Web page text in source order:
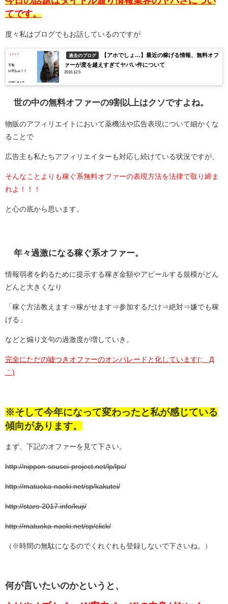
てです。
度々私はブログでもお話しているのですが
過去のブログ
【アホでしょ…】最近の稼げる情報、無料オフ
ァーが度を越えすぎてヤバい件について
2016.12.5
世の中の無料オファーの9割以上はクソですよね。
物販のアフィリエイトにおいて薬機法や広告表現について細かくな
ることで
広告主も私たちアフィリエイターも対応し続けている状況ですが、
そんなことよりも稼ぐ系無料オファーの表現方法を法律で取り締ま
れよ！！！
と心の底から思います。
年々過激になる稼ぐ系オファー。
情報弱者を釣るために提示する稼ぎ金額やアピールする規模がどん
どんと大きくなり
「稼ぐ方法教えます⇒稼がせます⇒参加するだけ⇒絶対⇒嫌でも稼
げる」
などと煽り文句の過激度が増していき。
完全にただの嘘つきオファーのオンパレードと化しています(;´Д
｀)
※そして今年になって変わったと私が感じている
傾向があります。
まず、下記のオファーを見て下さい。
http://nippon-sousei-project.net/lp/lpc/
http://matuoka-naoki.net/sp/kakutei/
http://stars-2017.info/kuji/
http://matuoka-naoki.net/sp/click/
（※時間の無駄になるのでくれぐれも登録しないで下さいね。）
何が言いたいのかというと、